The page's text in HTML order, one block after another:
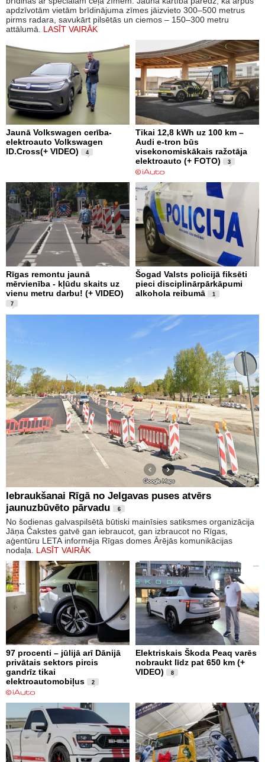
apdzīvotām vietām brīdinājuma zīmes jāizvieto 300–500 metrus
pirms radara, savukārt pilsētās un ciemos – 150–300 metru
attālumā. LASĪT VAIRĀK
Jaunā Volkswagen cerība-
elektroauto Volkswagen
ID.Cross(+ VIDEO)
4
Tikai 12,8 kWh uz 100 km –
Audi e-tron būs
visekonomiskākais ražotāja
elektroauto (+ FOTO)
3
Rīgas remontu jaunā
mērvienība - kļūdu skaits uz
vienu metru darbu! (+ VIDEO)
7
Šogad Valsts policijā fiksēti
pieci disciplinārpārkāpumi
alkohola reibumā
1
Iebraukšanai Rīgā no Jelgavas puses atvērs
jaunuzbūvēto pārvadu
6
No šodienas galvaspilsētā būtiski mainīsies satiksmes organizācija
Jāņa Čakstes gatvē gan iebraucot, gan izbraucot no Rīgas,
aģentūru LETA informēja Rīgas domes Ārējās komunikācijas
nodaļa. LASĪT VAIRĀK
97 procenti – jūlijā arī Dānijā
privātais sektors pircis
gandrīz tikai
elektroautomobiļus
2
Elektriskais Škoda Peaq varēs
nobraukt līdz pat 650 km (+
VIDEO)
8